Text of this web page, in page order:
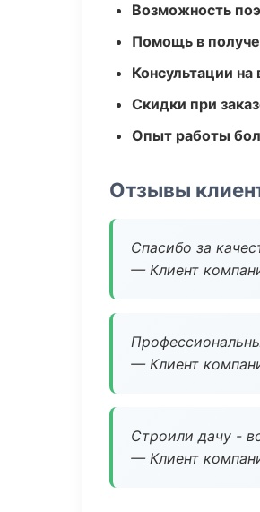
Возможность
Помощь в
Консультации на
Скидки при
Опыт работы
Отзывы
Спасибо за
— Клиент
— Клиент
Строили дачу -
— Клиент